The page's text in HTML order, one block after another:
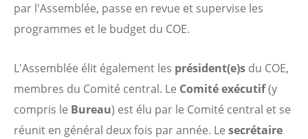
par l'Assemblée, passe en revue et supervise les
programmes et le budget du COE.
L'Assemblée élit également les président(e)s du COE,
membres du Comité central. Le Comité exécutif(y
compris le Bureau) est élu par le Comité central et se
réunit en général deux fois par année. Le secrétaire